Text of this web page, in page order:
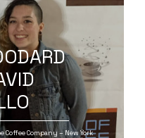
Coffee Company – New York